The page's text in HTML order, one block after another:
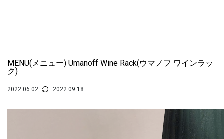
MENU(メニュー) Umanoff Wine Rack(ウマノフ ワインラッ
ク)
2022.06.02 2022.09.18